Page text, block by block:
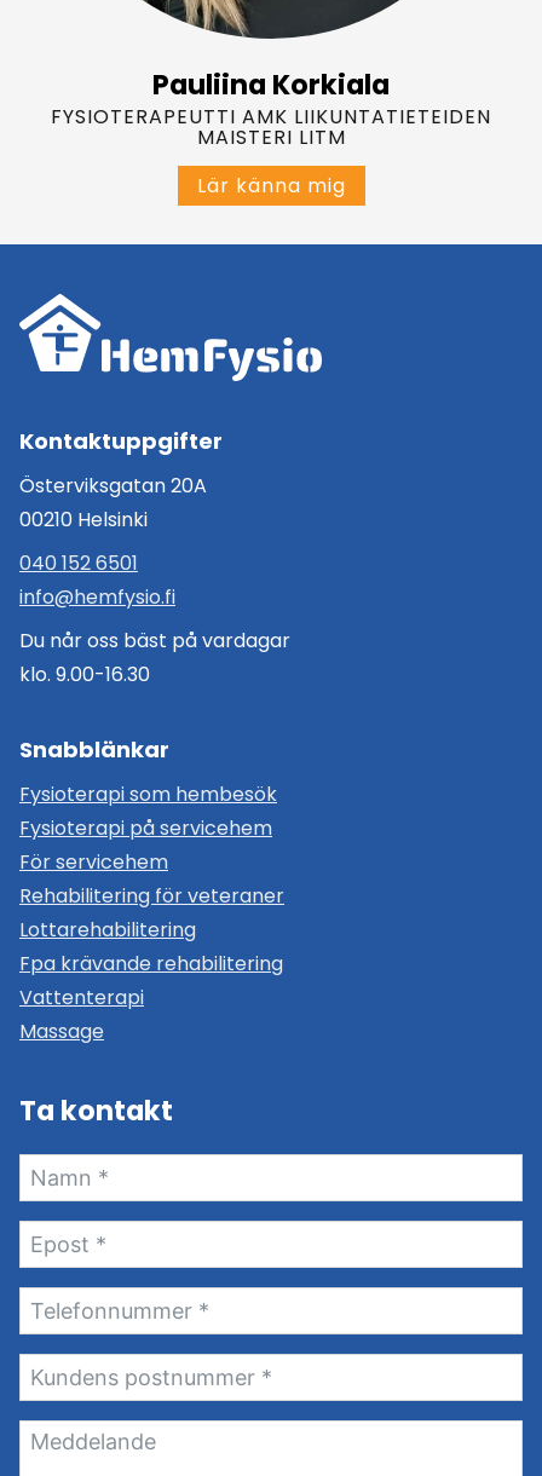
Pauliina Korkiala
FYSIOTERAPEUTTI AMK LIIKUNTATIETEIDEN
MAISTERI LITM
Lär känna migP
a
l
Kontaktuppgifter
Österviksgatan 20A
00210 Helsinki
040 152 6501
info@hemfysio.fi
Du når oss bäst på vardagar
klo. 9.00-16.30
Snabblänkar
Fysioterapi som hembesök
Fysioterapi på servicehem
För servicehem
Rehabilitering för veteraner
Lottarehabilitering
Fpa krävande rehabilitering
Vattenterapi
Massage
Ta kontakt